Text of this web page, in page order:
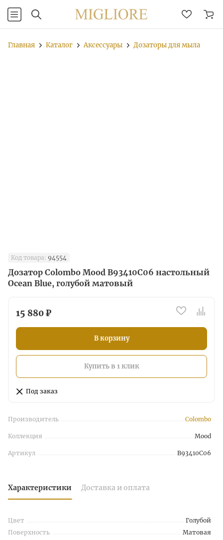
Главная Каталог Аксессуары Дозаторы для мыла
Код товара: 94554
Дозатор Colombo Mood B93410C06 настольный
Ocean Blue, голубой матовый
15 880 ₽
В корзину
Купить в 1 клик
Под заказ
Производитель Colombo
Коллекция Mood
Артикул B93410C06
Характеристики Доставка и оплата
Цвет
Голубой
Поверхность
Матовая